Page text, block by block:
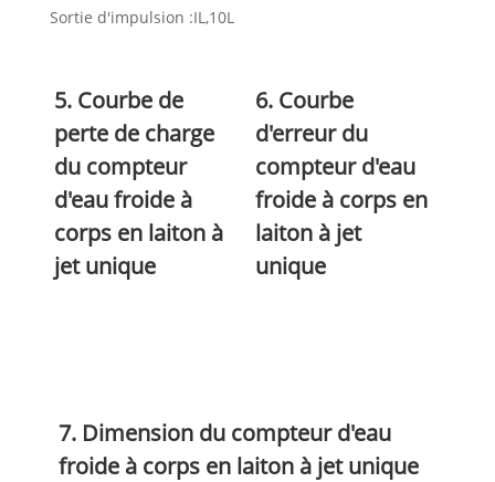
Sortie d'impulsion :IL,10L
5. Courbe de
perte de charge
du compteur
d'eau froide à
corps en laiton à
jet unique
6. Courbe
d'erreur du
compteur d'eau
froide à corps en
laiton à jet
unique
7. Dimension du compteur d'eau
froide à corps en laiton à jet unique